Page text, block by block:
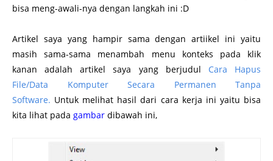
bisa meng-awali-nya dengan langkah ini :D
Artikel saya yang hampir sama dengan artiikel ini yaitu
masih sama-sama menambah menu konteks pada klik
kanan adalah artikel saya yang berjudul Cara Hapus
File/Data Komputer Secara Permanen Tanpa
Software. Untuk melihat hasil dari cara kerja ini yaitu bisa
kita lihat pada gambar dibawah ini,